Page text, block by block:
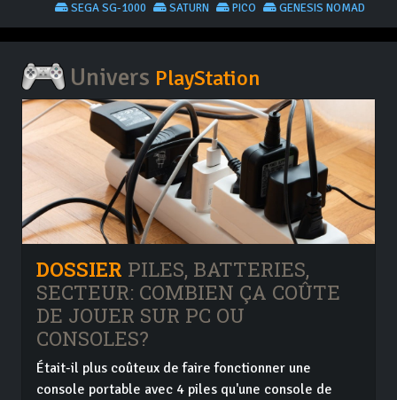
GENESIS NOMAD
PICO
SATURN
SEGA SG-1000
Univers PlayStation
DOSSIER PILES, BATTERIES,
SECTEUR: COMBIEN ÇA COÛTE
DE JOUER SUR PC OU
CONSOLES?
Était-il plus coûteux de faire fonctionner une
console portable avec 4 piles qu'une console de